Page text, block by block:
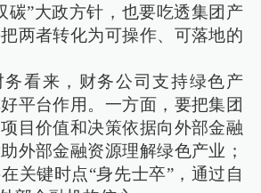
碳”大政方针，也要吃透集团产
两者转化为可操作、可落地的
务看来，财务公司支持绿色产
平台作用。一方面，要把集团
目价值和决策依据向外部金融
外部金融资源理解绿色产业；
关键时点“身先士卒”，通过自